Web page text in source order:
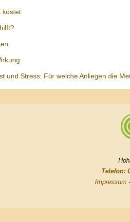
kostet
und Stress: Für welche Anliegen die
Telefon:
Impressum-